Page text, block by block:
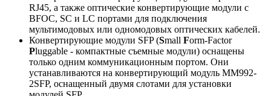
RJ45, а также оптические конвертирующие модули с
BFOC, SC и LC портами для подключения
мультимодовых или одномодовых оптических кабелей.
Конвертирующие модули SFP (Small Form-Factor
Pluggable - компактные съемные модули) оснащены
только одним коммуникационным портом. Они
устанавливаются на конвертирующий модуль MM992-
2SFP, оснащенный двумя слотами для установки